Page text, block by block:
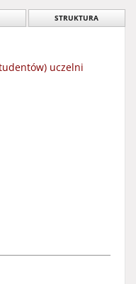
STRUKTURA
uczelni